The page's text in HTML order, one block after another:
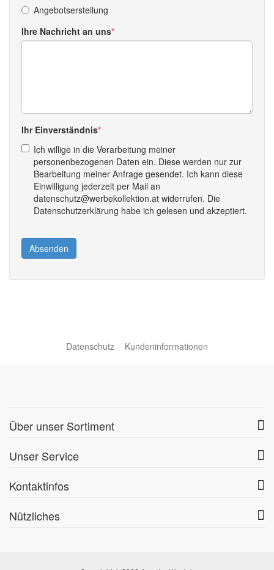
Angebotserstellung
Ihre Nachricht an uns
Ihr Einverständnis
Ich willige in die Verarbeitung meiner
personenbezogenen Daten ein. Diese werden nur zur
Bearbeitung meiner Anfrage gesendet. Ich kann diese
Einwilligung jederzeit per Mail an
datenschutz@werbekollektion.at widerrufen. Die
Datenschutzerklärung habe ich gelesen und akzeptiert.
Absenden
Datenschutz Kundeninformationen
Über unser Sortiment
Unser Service
Kontaktinfos
Nützliches